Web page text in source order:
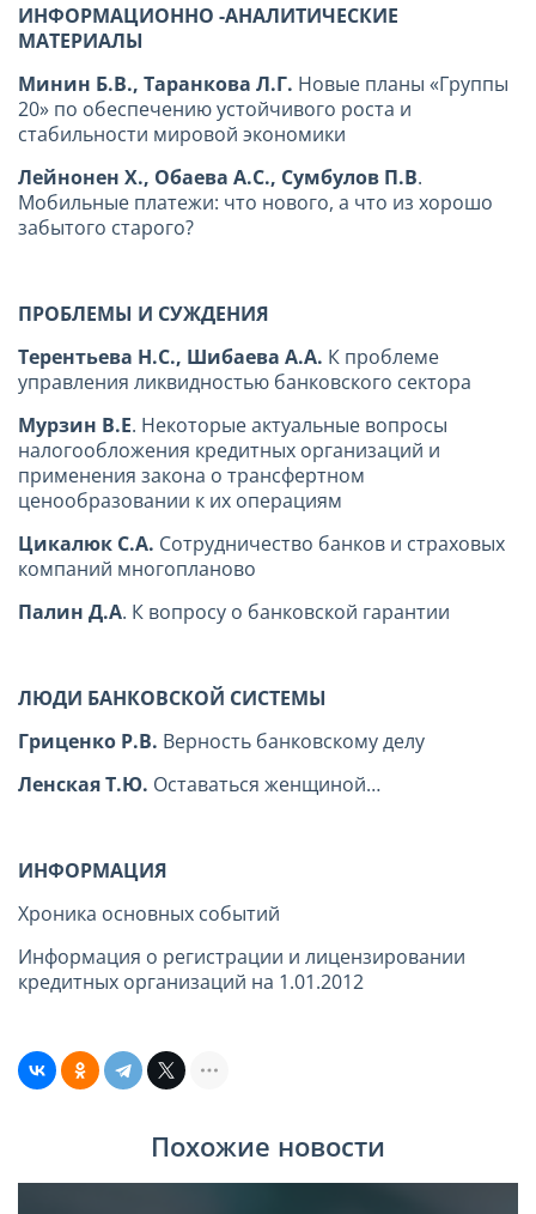
ИНФОРМАЦИОННО -АНАЛИТИЧЕСКИЕ
МАТЕРИАЛЫ
Минин Б.В., Таранкова Л.Г. Новые планы «Группы
20» по обеспечению устойчивого роста и
стабильности мировой экономики
Лейнонен Х., Обаева А.С., Сумбулов П.В.
Мобильные платежи: что нового, а что из хорошо
забытого старого?
ПРОБЛЕМЫ И СУЖДЕНИЯ
Терентьева Н.С., Шибаева А.А. К проблеме
управления ликвидностью банковского сектора
Мурзин В.Е. Некоторые актуальные вопросы
налогообложения кредитных организаций и
применения закона о трансфертном
ценообразовании к их операциям
Цикалюк С.А. Сотрудничество банков и страховых
компаний многопланово
Палин Д.А. К вопросу о банковской гарантии
ЛЮДИ БАНКОВСКОЙ СИСТЕМЫ
Гриценко Р.В. Верность банковскому делу
Ленская Т.Ю. Оставаться женщиной…
ИНФОРМАЦИЯ
Хроника основных событий
Информация о регистрации и лицензировании
кредитных организаций на 1.01.2012
Похожие новости